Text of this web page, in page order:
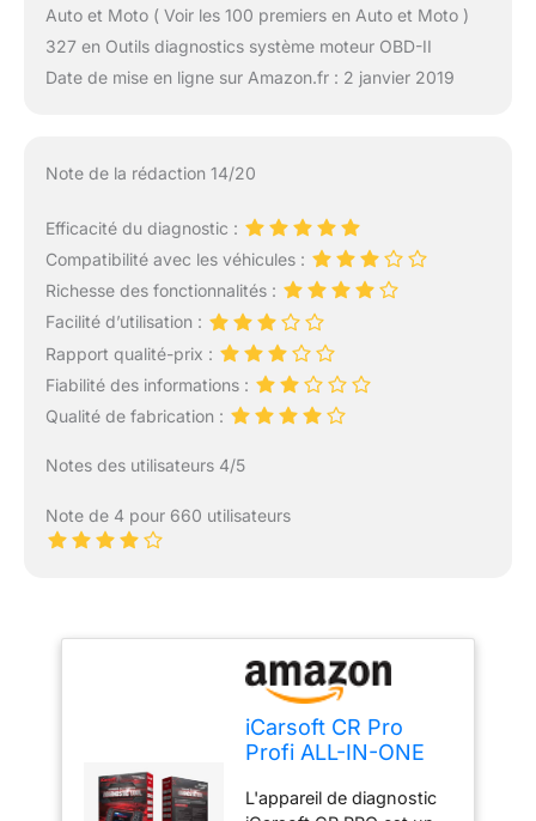
Auto et Moto ( Voir les 100 premiers en Auto et Moto )
327 en Outils diagnostics système moteur OBD-II
Date de mise en ligne sur Amazon.fr : 2 janvier 2019
Note de la rédaction 14/20
Efficacité du diagnostic :
Compatibilité avec les véhicules :
Richesse des fonctionnalités :
Facilité d’utilisation :
Rapport qualité-prix :
Fiabilité des informations :
Qualité de fabrication :
Notes des utilisateurs 4/5
Note de 4 pour 660 utilisateurs
iCarsoft CR Pro
Profi ALL-IN-ONE
diagnostic plus de
L'appareil de diagnostic